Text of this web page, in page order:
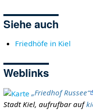
Siehe auch
Friedhöfe in Kiel
Weblinks
„Friedhof Russee“
Stadt Kiel, aufrufbar auf